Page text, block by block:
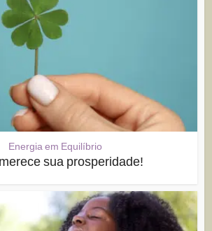
Energia em Equilíbrio
sua prosperidade!